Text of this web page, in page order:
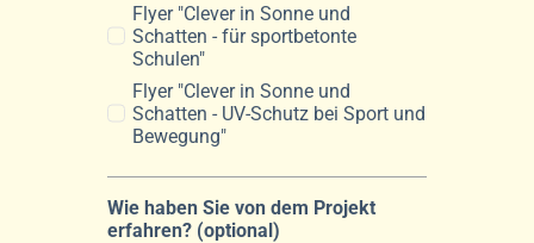
Flyer "Clever in Sonne und
Schatten - für sportbetonte
Schulen"
Flyer "Clever in Sonne und
Schatten - UV-Schutz bei Sport und
Bewegung"
Wie haben Sie von dem Projekt
erfahren? (optional)